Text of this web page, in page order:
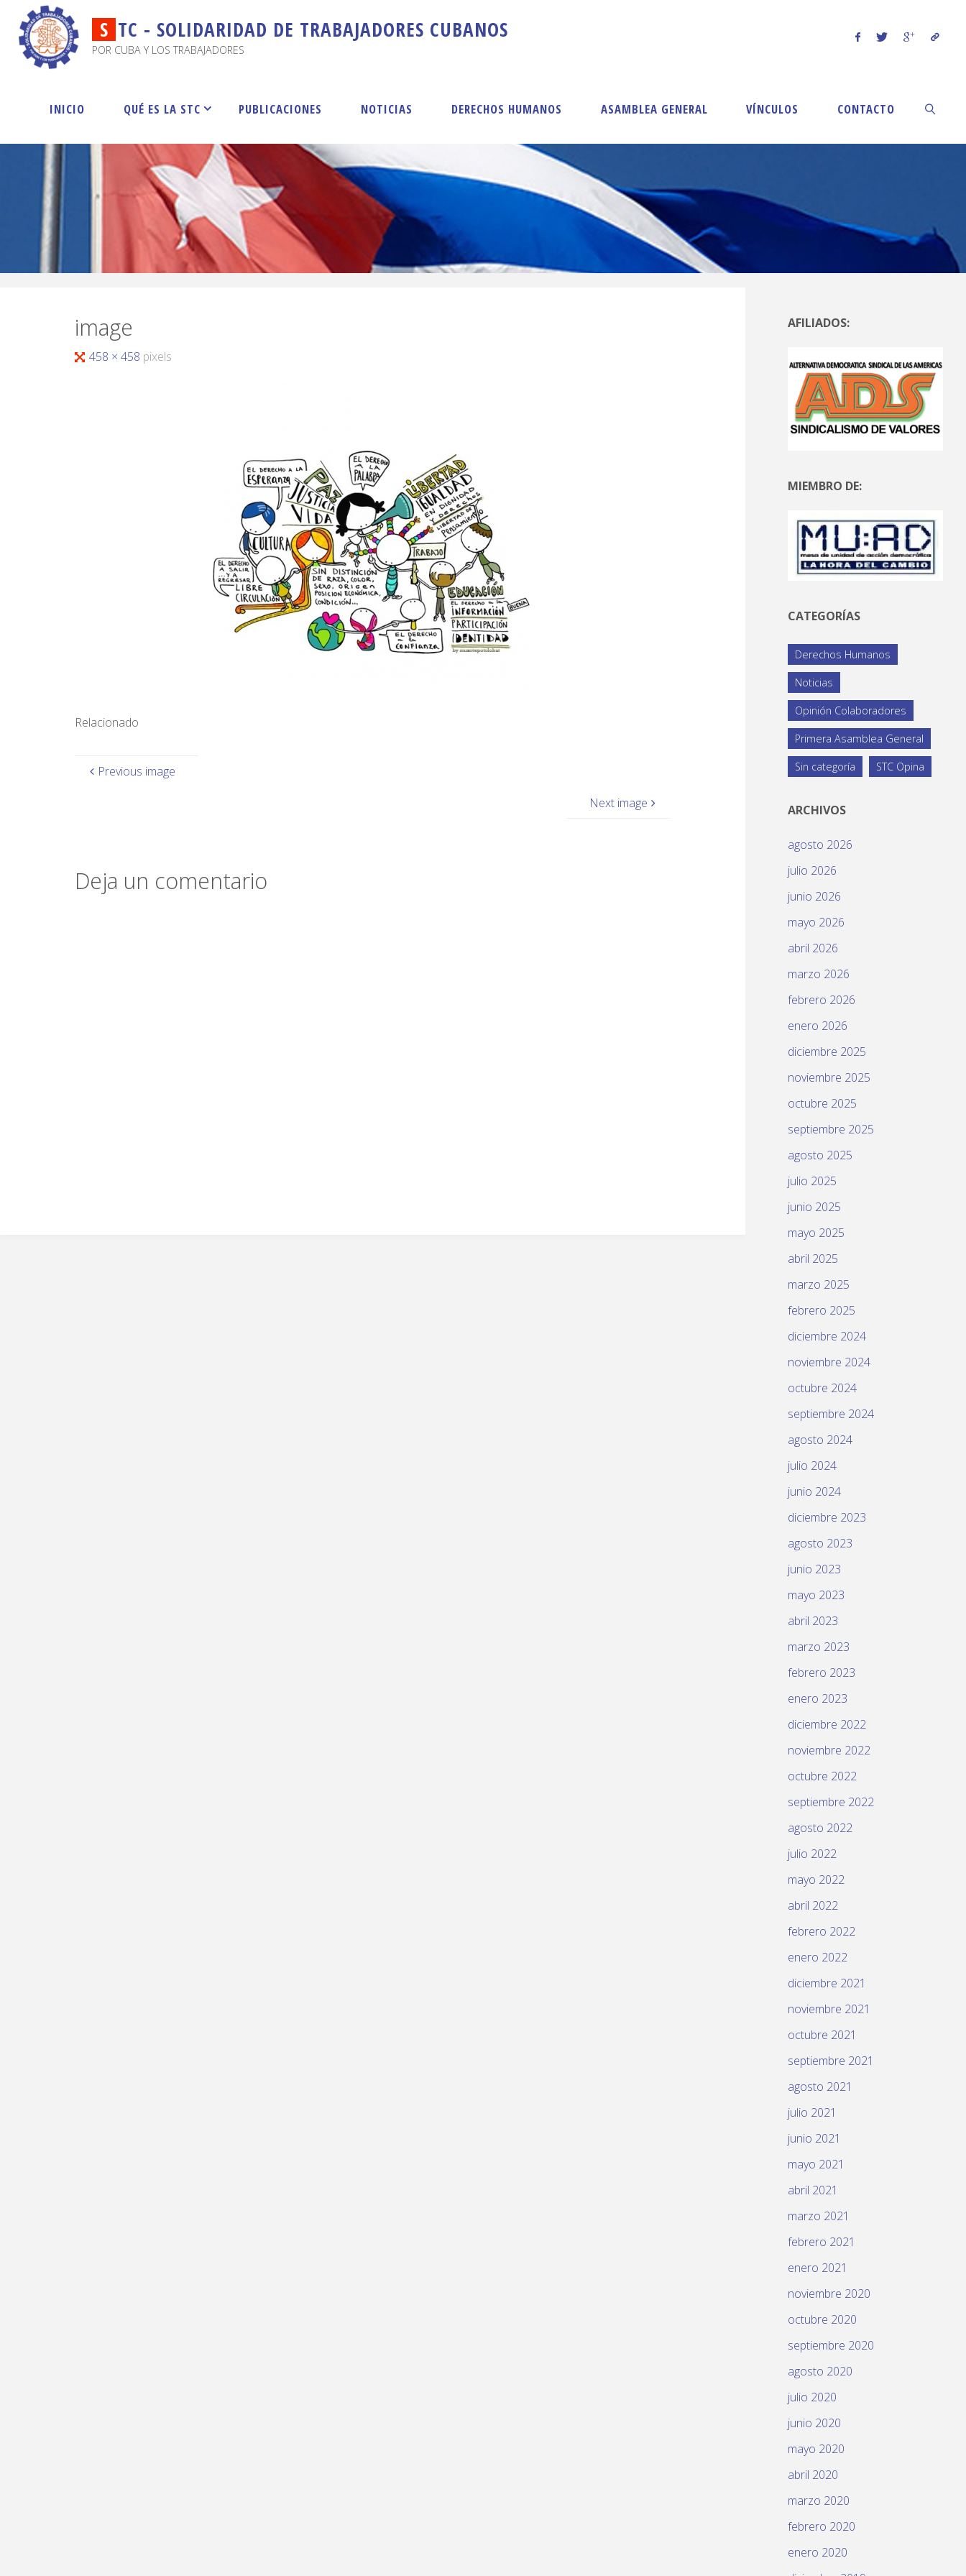
S TC - SOLIDARIDAD DE TRABAJADORES CUBANOS
POR CUBA Y LOS TRABAJADORES
INICIO QUÉ ES LA STC PUBLICACIONES NOTICIAS DERECHOS HUMANOS ASAMBLEA GENERAL VÍNCULOS CONTACTO
image
458 × 458 pixels
Relacionado
Previous image
Next image
Deja un comentario
AFILIADOS:
MIEMBRO DE:
CATEGORÍAS
Derechos Humanos
Noticias
Opinión Colaboradores
Primera Asamblea General
Sin categoría STC Opina
ARCHIVOS
agosto 2026
julio 2026
junio 2026
mayo 2026
abril 2026
marzo 2026
febrero 2026
enero 2026
diciembre 2025
noviembre 2025
octubre 2025
septiembre 2025
agosto 2025
julio 2025
junio 2025
mayo 2025
abril 2025
marzo 2025
febrero 2025
diciembre 2024
noviembre 2024
octubre 2024
septiembre 2024
agosto 2024
julio 2024
junio 2024
diciembre 2023
agosto 2023
junio 2023
mayo 2023
abril 2023
marzo 2023
febrero 2023
enero 2023
diciembre 2022
noviembre 2022
octubre 2022
septiembre 2022
agosto 2022
julio 2022
mayo 2022
abril 2022
febrero 2022
enero 2022
diciembre 2021
noviembre 2021
octubre 2021
septiembre 2021
agosto 2021
julio 2021
junio 2021
mayo 2021
abril 2021
marzo 2021
febrero 2021
enero 2021
noviembre 2020
octubre 2020
septiembre 2020
agosto 2020
julio 2020
junio 2020
mayo 2020
abril 2020
marzo 2020
febrero 2020
enero 2020